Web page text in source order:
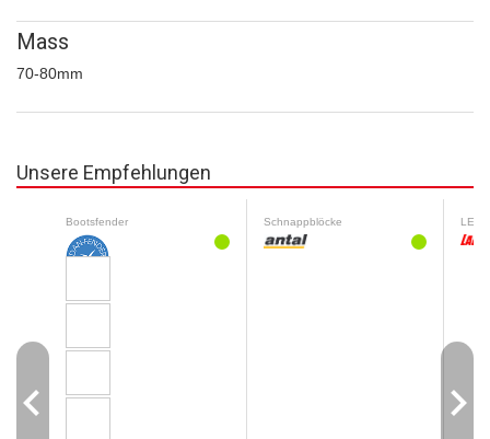
Mass
70-80mm
Unsere Empfehlungen
Bootsfender Schnappblöcke LED-
navigate_before navigate_next